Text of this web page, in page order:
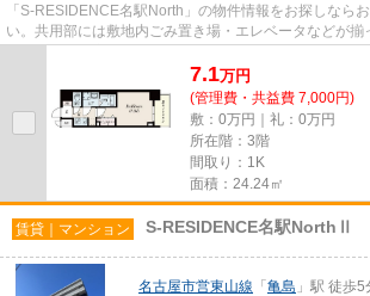
「S-RESIDENCE名駅North」の物件情報をお探しなら
い。共用部には敷地内ごみ置き場・エレベータなどが揃
7.1万円
(管理費・共益費 7,000円)
敷：0万円｜礼：0万円
所在階：3階
間取り：1K
面積：24.24㎡
賃貸｜マンション S-RESIDENCE名駅NorthⅡ
名古屋市営東山線 「 亀島 」駅 徒歩5